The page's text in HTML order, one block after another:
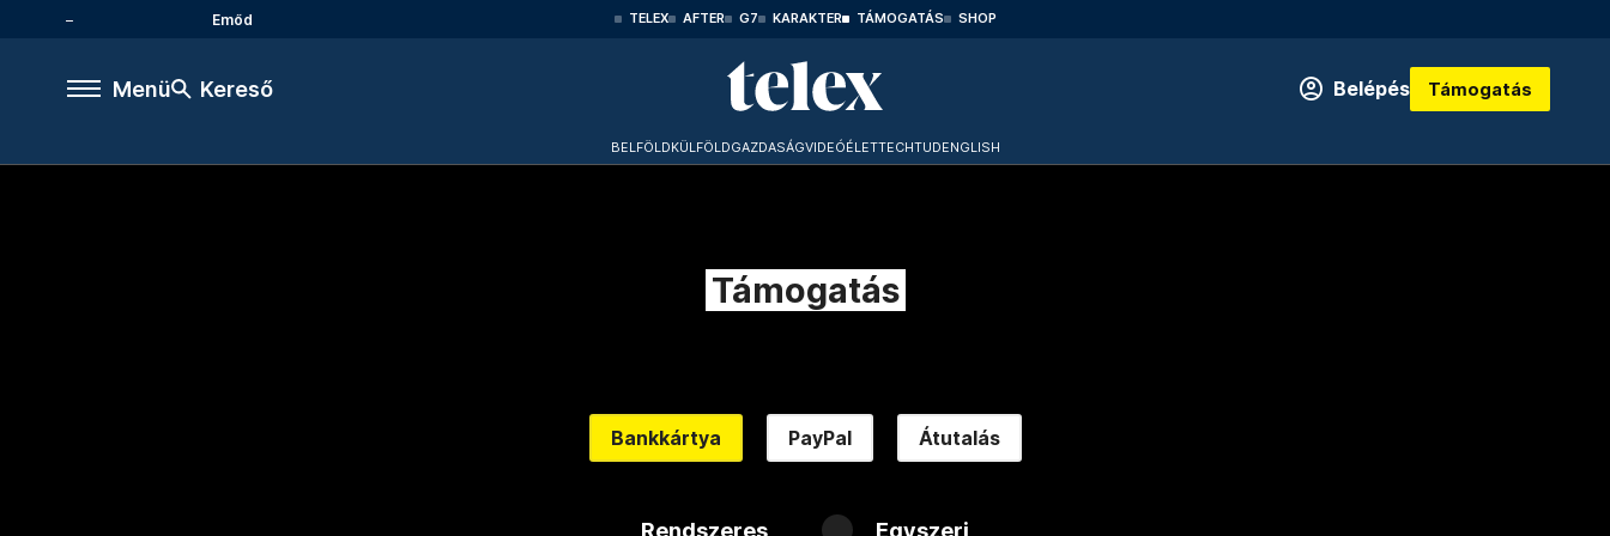
Emőd TELEX AFTER G7 KARAKTER TÁMOGATÁS SHOP
Menü Kereső Belépés Támogatás
BELFÖLDKÜLFÖLDGAZDASÁGVIDEÓÉLETTECHTUDENGLISH
Támogatás
Bankkártya PayPal Átutalás
Rendszeres Egyszeri